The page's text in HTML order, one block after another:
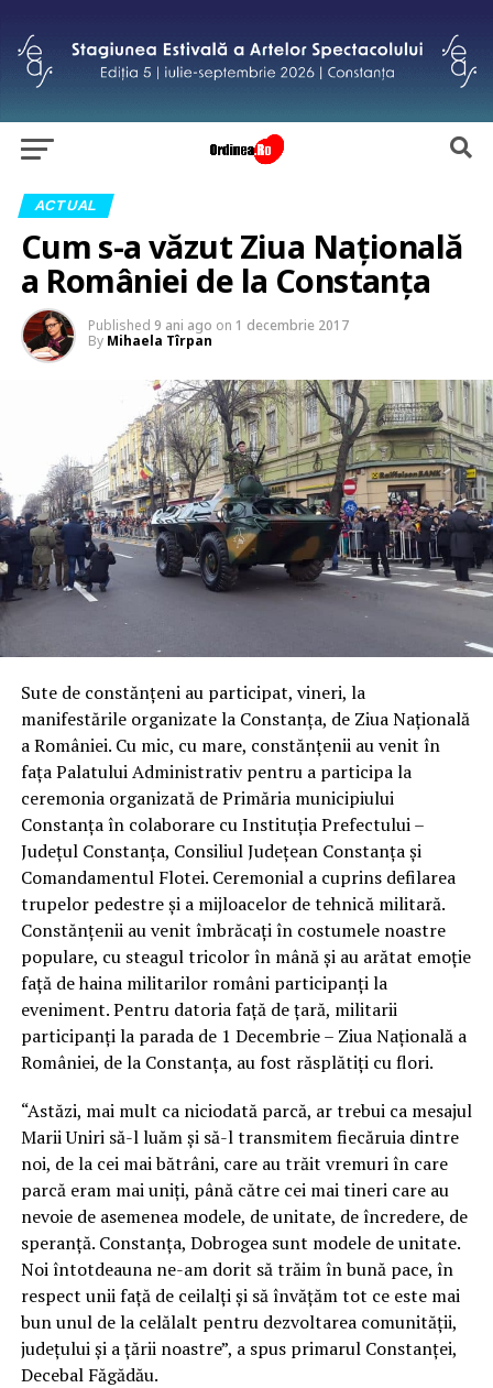
ACTUAL
Cum s-a văzut Ziua Națională
a României de la Constanța
Published 9 ani ago on 1 decembrie 2017
By Mihaela Tîrpan
Sute de constănțeni au participat, vineri, la
manifestările organizate la Constanța, de Ziua Națională
a României. Cu mic, cu mare, constănțenii au venit în
fața Palatului Administrativ pentru a participa la
ceremonia organizată de Primăria municipiului
Constanța în colaborare cu Instituția Prefectului –
Județul Constanța, Consiliul Județean Constanța și
Comandamentul Flotei. Ceremonial a cuprins defilarea
trupelor pedestre și a mijloacelor de tehnică militară.
Constănțenii au venit îmbrăcați în costumele noastre
populare, cu steagul tricolor în mână și au arătat emoție
față de haina militarilor români participanți la
eveniment. Pentru datoria față de țară, militarii
participanți la parada de 1 Decembrie – Ziua Națională a
României, de la Constanța, au fost răsplătiți cu flori.
“Astăzi, mai mult ca niciodată parcă, ar trebui ca mesajul
Marii Uniri să-l luăm şi să-l transmitem fiecăruia dintre
noi, de la cei mai bătrâni, care au trăit vremuri în care
parcă eram mai uniţi, până către cei mai tineri care au
nevoie de asemenea modele, de unitate, de încredere, de
speranţă. Constanţa, Dobrogea sunt modele de unitate.
Noi întotdeauna ne-am dorit să trăim în bună pace, în
respect unii faţă de ceilalţi şi să învăţăm tot ce este mai
bun unul de la celălalt pentru dezvoltarea comunităţii,
judeţului şi a ţării noastre”, a spus primarul Constanței,
Decebal Făgădău.